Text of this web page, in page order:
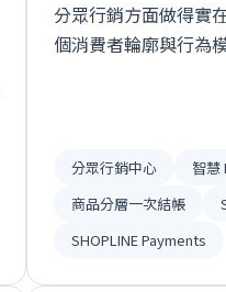
分眾行銷方面做得實
個消費者輪廓與行為
分眾行銷中心 智慧
商品分層一次結帳
SHOPLINE Payments